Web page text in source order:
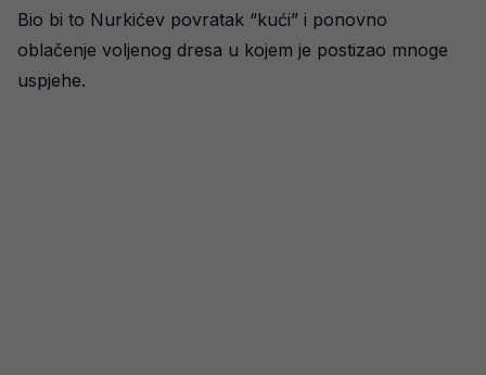
Bio bi to Nurkićev povratak “kući” i ponovno
oblačenje voljenog dresa u kojem je postizao mnoge
uspjehe.